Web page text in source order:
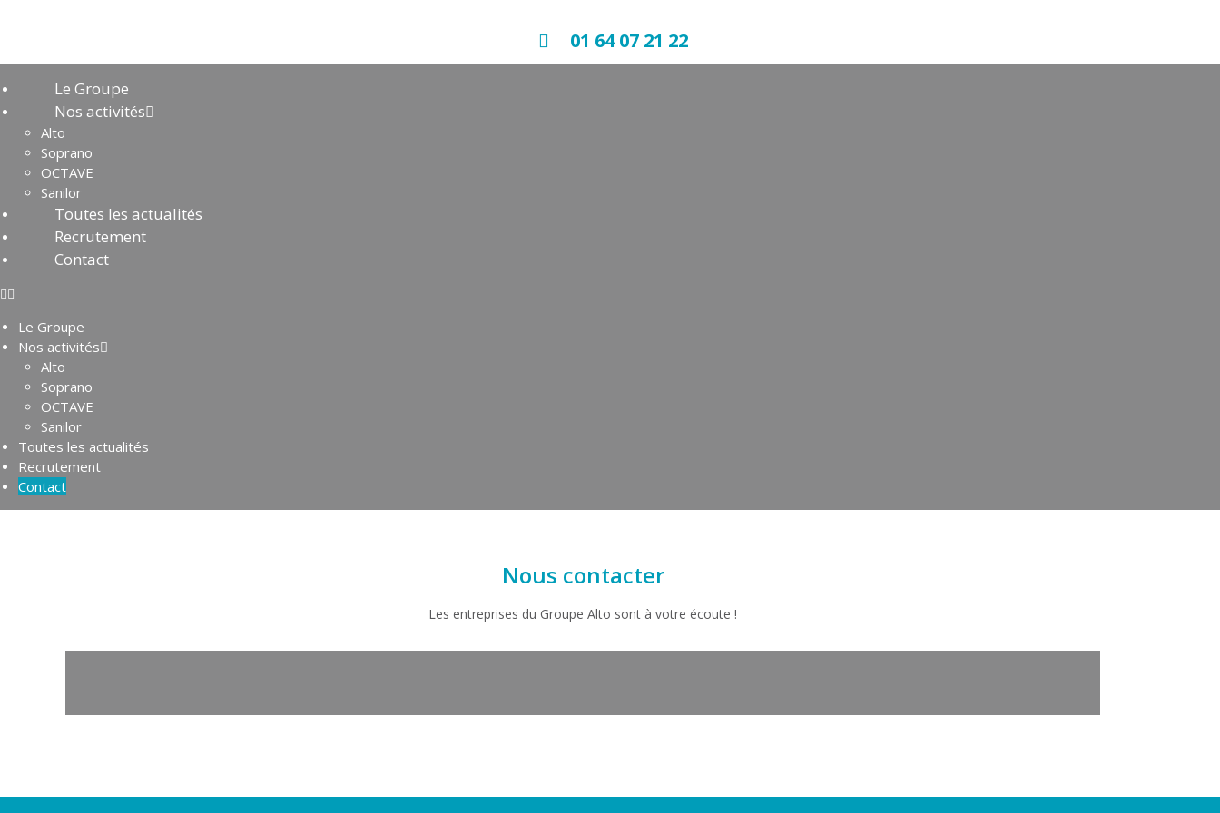
01 64 07 21 22
Le Groupe
Nos activités
Alto
Soprano
OCTAVE
Sanilor
Toutes les actualités
Recrutement
Contact
Le Groupe
Nos activités
Alto
Soprano
OCTAVE
Sanilor
Toutes les actualités
Recrutement
Contact
Nous contacter
Les entreprises du Groupe Alto sont à votre écoute !